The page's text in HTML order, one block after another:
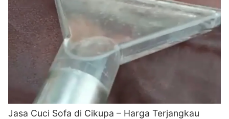
Jasa Cuci Sofa di Cikupa – Harga Terjangkau